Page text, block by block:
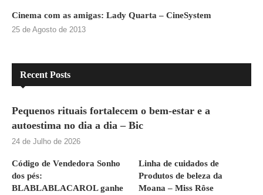
Cinema com as amigas: Lady Quarta – CineSystem
25 de Agosto de 2013
Recent Posts
Pequenos rituais fortalecem o bem-estar e a
autoestima no dia a dia – Bic
24 de Julho de 2026
Código de Vendedora Sonho
dos pés:
BLABLABLACAROL ganhe
Linha de cuidados de
Produtos de beleza da
Moana – Miss Rôse